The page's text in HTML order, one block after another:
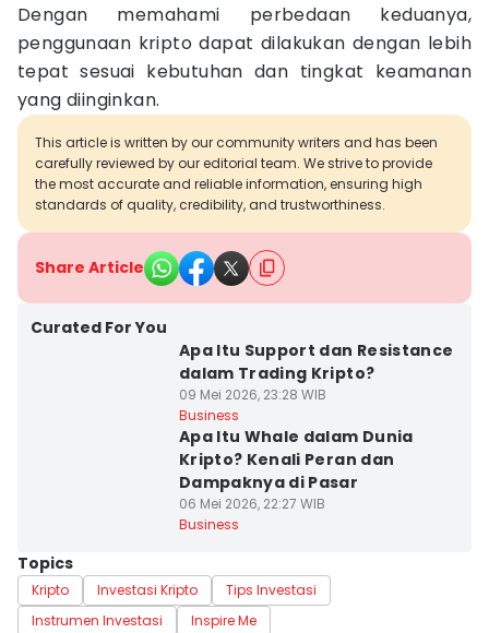
Dengan memahami perbedaan keduanya,
penggunaan kripto dapat dilakukan dengan lebih
tepat sesuai kebutuhan dan tingkat keamanan
yang diinginkan.
This article is written by our community writers and has been
carefully reviewed by our editorial team. We strive to provide
the most accurate and reliable information, ensuring high
standards of quality, credibility, and trustworthiness.
Share Article
Curated For You
Apa Itu Support dan Resistance
dalam Trading Kripto?
09 Mei 2026, 23:28 WIB
Business
Apa Itu Whale dalam Dunia
Kripto? Kenali Peran dan
Dampaknya di Pasar
06 Mei 2026, 22:27 WIB
Business
Topics
Kripto Investasi Kripto
Tips Investasi
Instrumen Investasi
Inspire Me